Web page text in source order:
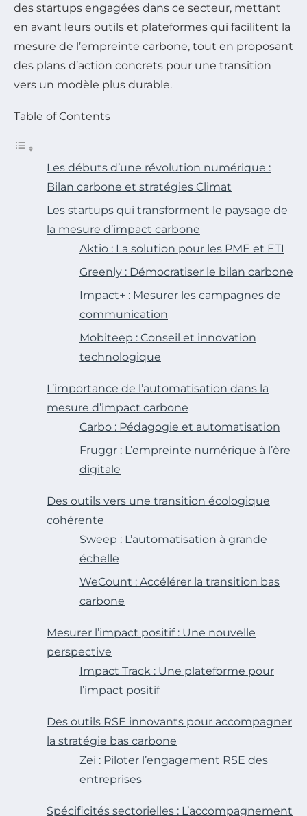
des startups engagées dans ce secteur, mettant
en avant leurs outils et plateformes qui facilitent la
mesure de l’empreinte carbone, tout en proposant
des plans d’action concrets pour une transition
vers un modèle plus durable.
Table of Contents
Les débuts d’une révolution numérique :
Bilan carbone et stratégies Climat
Les startups qui transforment le paysage de
la mesure d’impact carbone
Aktio : La solution pour les PME et ETI
Greenly : Démocratiser le bilan carbone
Impact+ : Mesurer les campagnes de
communication
Mobiteep : Conseil et innovation
technologique
L’importance de l’automatisation dans la
mesure d’impact carbone
Carbo : Pédagogie et automatisation
Fruggr : L’empreinte numérique à l’ère
digitale
Des outils vers une transition écologique
cohérente
Sweep : L’automatisation à grande
échelle
WeCount : Accélérer la transition bas
carbone
Mesurer l’impact positif : Une nouvelle
perspective
Impact Track : Une plateforme pour
l’impact positif
Des outils RSE innovants pour accompagner
la stratégie bas carbone
Zei : Piloter l’engagement RSE des
entreprises
Spécificités sectorielles : L’accompagnement